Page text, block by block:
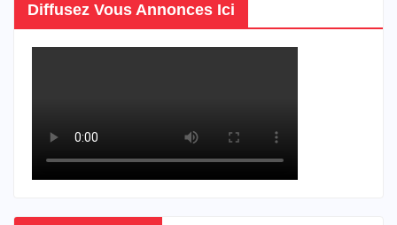
Diffusez Vous Annonces Ici